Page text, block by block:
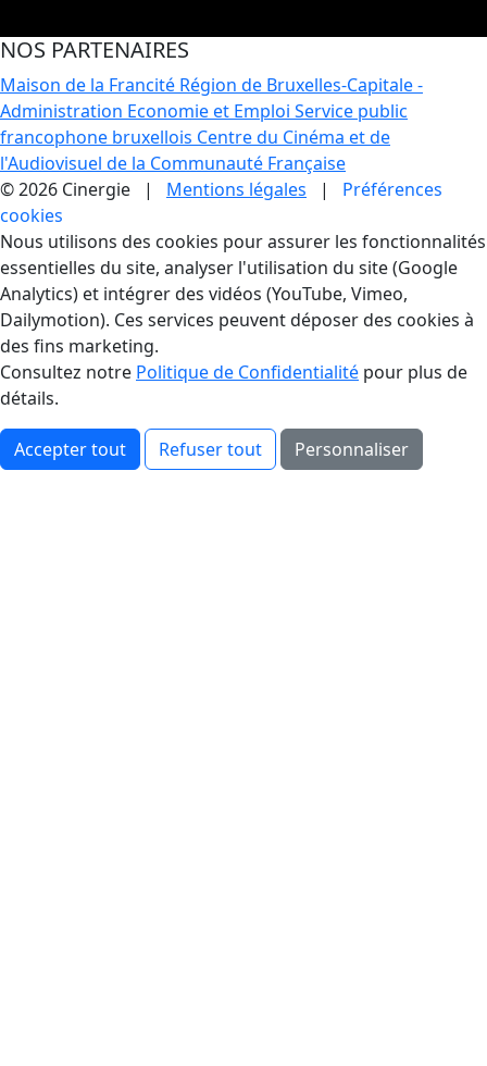
NOS PARTENAIRES
Maison de la Francité Région de Bruxelles-Capitale -
Administration Economie et Emploi Service public
francophone bruxellois Centre du Cinéma et de
l'Audiovisuel de la Communauté Française
© 2026 Cinergie | Mentions légales | Préférences
cookies
Gestion des Cookies
Nous utilisons des cookies pour assurer les fonctionnalités
essentielles du site, analyser l'utilisation du site (Google
Analytics) et intégrer des vidéos (YouTube, Vimeo,
Dailymotion). Ces services peuvent déposer des cookies à
des fins marketing.
Consultez notre Politique de Confidentialité pour plus de
détails.
Accepter tout Refuser tout Personnaliser